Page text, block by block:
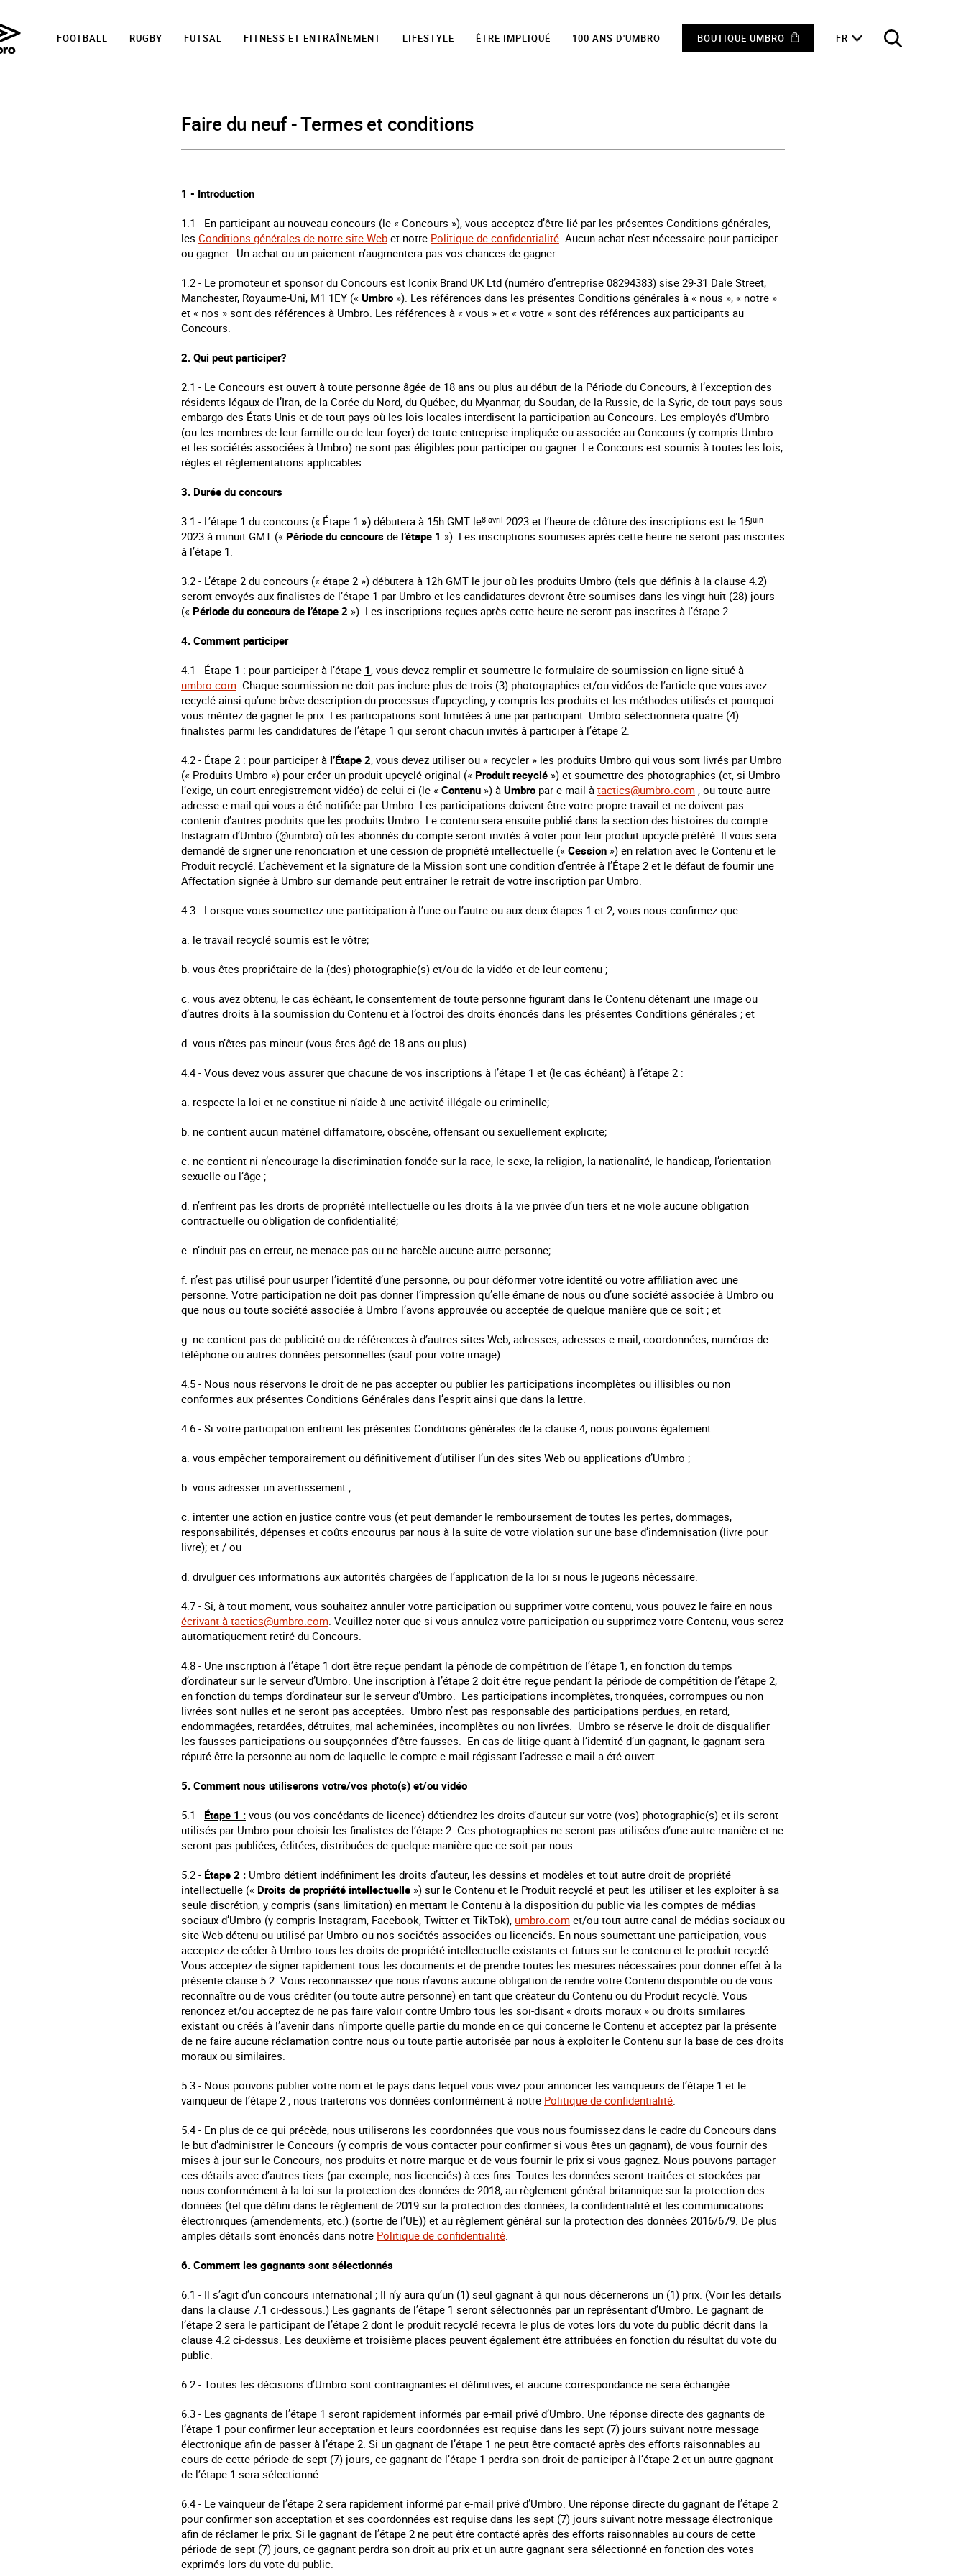
FOOTBALL RUGBY FUTSAL FITNESS ET ENTRAÎNEMENT LIFESTYLE ÊTRE IMPLIQUÉ 100 ANS D'UMBRO BOUTIQUE UMBRO FR
Faire du neuf - Termes et conditions
1 - Introduction
1.1 - En participant au nouveau concours (le « Concours »), vous acceptez d’être lié par les présentes Conditions générales,
les Conditions générales de notre site Web et notre Politique de confidentialité. Aucun achat n’est nécessaire pour participer
ou gagner. Un achat ou un paiement n’augmentera pas vos chances de gagner.
1.2 - Le promoteur et sponsor du Concours est Iconix Brand UK Ltd (numéro d’entreprise 08294383) sise 29-31 Dale Street,
Manchester, Royaume-Uni, M1 1EY (« Umbro »). Les références dans les présentes Conditions générales à « nous », « notre »
et « nos » sont des références à Umbro. Les références à « vous » et « votre » sont des références aux participants au
Concours.
2. Qui peut participer?
2.1 - Le Concours est ouvert à toute personne âgée de 18 ans ou plus au début de la Période du Concours, à l’exception des
résidents légaux de l’Iran, de la Corée du Nord, du Québec, du Myanmar, du Soudan, de la Russie, de la Syrie, de tout pays sous
embargo des États-Unis et de tout pays où les lois locales interdisent la participation au Concours. Les employés d’Umbro
(ou les membres de leur famille ou de leur foyer) de toute entreprise impliquée ou associée au Concours (y compris Umbro
et les sociétés associées à Umbro) ne sont pas éligibles pour participer ou gagner. Le Concours est soumis à toutes les lois,
règles et réglementations applicables.
3. Durée du concours
3.1 - L’étape 1 du concours (« Étape 1 ») débutera à 15h GMT le8 avril 2023 et l’heure de clôture des inscriptions est le 15juin
2023 à minuit GMT (« Période du concours de l’étape 1 »). Les inscriptions soumises après cette heure ne seront pas inscrites
à l’étape 1.
3.2 - L’étape 2 du concours (« étape 2 ») débutera à 12h GMT le jour où les produits Umbro (tels que définis à la clause 4.2)
seront envoyés aux finalistes de l’étape 1 par Umbro et les candidatures devront être soumises dans les vingt-huit (28) jours
(« Période du concours de l’étape 2 »). Les inscriptions reçues après cette heure ne seront pas inscrites à l’étape 2.
4. Comment participer
4.1 - Étape 1 : pour participer à l’étape 1, vous devez remplir et soumettre le formulaire de soumission en ligne situé à
umbro.com. Chaque soumission ne doit pas inclure plus de trois (3) photographies et/ou vidéos de l’article que vous avez
recyclé ainsi qu’une brève description du processus d’upcycling, y compris les produits et les méthodes utilisés et pourquoi
vous méritez de gagner le prix. Les participations sont limitées à une par participant. Umbro sélectionnera quatre (4)
finalistes parmi les candidatures de l’étape 1 qui seront chacun invités à participer à l’étape 2.
4.2 - Étape 2 : pour participer à l’Étape 2, vous devez utiliser ou « recycler » les produits Umbro qui vous sont livrés par Umbro
(« Produits Umbro ») pour créer un produit upcyclé original (« Produit recyclé ») et soumettre des photographies (et, si Umbro
l’exige, un court enregistrement vidéo) de celui-ci (le « Contenu ») à Umbro par e-mail à tactics@umbro.com , ou toute autre
adresse e-mail qui vous a été notifiée par Umbro. Les participations doivent être votre propre travail et ne doivent pas
contenir d’autres produits que les produits Umbro. Le contenu sera ensuite publié dans la section des histoires du compte
Instagram d’Umbro (@umbro) où les abonnés du compte seront invités à voter pour leur produit upcyclé préféré. Il vous sera
demandé de signer une renonciation et une cession de propriété intellectuelle (« Cession ») en relation avec le Contenu et le
Produit recyclé. L’achèvement et la signature de la Mission sont une condition d’entrée à l’Étape 2 et le défaut de fournir une
Affectation signée à Umbro sur demande peut entraîner le retrait de votre inscription par Umbro.
4.3 - Lorsque vous soumettez une participation à l’une ou l’autre ou aux deux étapes 1 et 2, vous nous confirmez que :
a. le travail recyclé soumis est le vôtre;
b. vous êtes propriétaire de la (des) photographie(s) et/ou de la vidéo et de leur contenu ;
c. vous avez obtenu, le cas échéant, le consentement de toute personne figurant dans le Contenu détenant une image ou
d’autres droits à la soumission du Contenu et à l’octroi des droits énoncés dans les présentes Conditions générales ; et
d. vous n’êtes pas mineur (vous êtes âgé de 18 ans ou plus).
4.4 - Vous devez vous assurer que chacune de vos inscriptions à l’étape 1 et (le cas échéant) à l’étape 2 :
a. respecte la loi et ne constitue ni n’aide à une activité illégale ou criminelle;
b. ne contient aucun matériel diffamatoire, obscène, offensant ou sexuellement explicite;
c. ne contient ni n’encourage la discrimination fondée sur la race, le sexe, la religion, la nationalité, le handicap, l’orientation
sexuelle ou l’âge ;
d. n’enfreint pas les droits de propriété intellectuelle ou les droits à la vie privée d’un tiers et ne viole aucune obligation
contractuelle ou obligation de confidentialité;
e. n’induit pas en erreur, ne menace pas ou ne harcèle aucune autre personne;
f. n’est pas utilisé pour usurper l’identité d’une personne, ou pour déformer votre identité ou votre affiliation avec une
personne. Votre participation ne doit pas donner l’impression qu’elle émane de nous ou d’une société associée à Umbro ou
que nous ou toute société associée à Umbro l’avons approuvée ou acceptée de quelque manière que ce soit ; et
g. ne contient pas de publicité ou de références à d’autres sites Web, adresses, adresses e-mail, coordonnées, numéros de
téléphone ou autres données personnelles (sauf pour votre image).
4.5 - Nous nous réservons le droit de ne pas accepter ou publier les participations incomplètes ou illisibles ou non
conformes aux présentes Conditions Générales dans l’esprit ainsi que dans la lettre.
4.6 - Si votre participation enfreint les présentes Conditions générales de la clause 4, nous pouvons également :
a. vous empêcher temporairement ou définitivement d’utiliser l’un des sites Web ou applications d’Umbro ;
b. vous adresser un avertissement ;
c. intenter une action en justice contre vous (et peut demander le remboursement de toutes les pertes, dommages,
responsabilités, dépenses et coûts encourus par nous à la suite de votre violation sur une base d’indemnisation (livre pour
livre); et / ou
d. divulguer ces informations aux autorités chargées de l’application de la loi si nous le jugeons nécessaire.
4.7 - Si, à tout moment, vous souhaitez annuler votre participation ou supprimer votre contenu, vous pouvez le faire en nous
écrivant à tactics@umbro.com. Veuillez noter que si vous annulez votre participation ou supprimez votre Contenu, vous serez
automatiquement retiré du Concours.
4.8 - Une inscription à l’étape 1 doit être reçue pendant la période de compétition de l’étape 1, en fonction du temps
d’ordinateur sur le serveur d’Umbro. Une inscription à l’étape 2 doit être reçue pendant la période de compétition de l’étape 2,
en fonction du temps d’ordinateur sur le serveur d’Umbro. Les participations incomplètes, tronquées, corrompues ou non
livrées sont nulles et ne seront pas acceptées. Umbro n’est pas responsable des participations perdues, en retard,
endommagées, retardées, détruites, mal acheminées, incomplètes ou non livrées. Umbro se réserve le droit de disqualifier
les fausses participations ou soupçonnées d’être fausses. En cas de litige quant à l’identité d’un gagnant, le gagnant sera
réputé être la personne au nom de laquelle le compte e-mail régissant l’adresse e-mail a été ouvert.
5. Comment nous utiliserons votre/vos photo(s) et/ou vidéo
5.1 - Étape 1 : vous (ou vos concédants de licence) détiendrez les droits d’auteur sur votre (vos) photographie(s) et ils seront
utilisés par Umbro pour choisir les finalistes de l’étape 2. Ces photographies ne seront pas utilisées d’une autre manière et ne
seront pas publiées, éditées, distribuées de quelque manière que ce soit par nous.
5.2 - Étape 2 : Umbro détient indéfiniment les droits d’auteur, les dessins et modèles et tout autre droit de propriété
intellectuelle (« Droits de propriété intellectuelle ») sur le Contenu et le Produit recyclé et peut les utiliser et les exploiter à sa
seule discrétion, y compris (sans limitation) en mettant le Contenu à la disposition du public via les comptes de médias
sociaux d’Umbro (y compris Instagram, Facebook, Twitter et TikTok), umbro.com et/ou tout autre canal de médias sociaux ou
site Web détenu ou utilisé par Umbro ou nos sociétés associées ou licenciés. En nous soumettant une participation, vous
acceptez de céder à Umbro tous les droits de propriété intellectuelle existants et futurs sur le contenu et le produit recyclé.
Vous acceptez de signer rapidement tous les documents et de prendre toutes les mesures nécessaires pour donner effet à la
présente clause 5.2. Vous reconnaissez que nous n’avons aucune obligation de rendre votre Contenu disponible ou de vous
reconnaître ou de vous créditer (ou toute autre personne) en tant que créateur du Contenu ou du Produit recyclé. Vous
renoncez et/ou acceptez de ne pas faire valoir contre Umbro tous les soi-disant « droits moraux » ou droits similaires
existant ou créés à l’avenir dans n’importe quelle partie du monde en ce qui concerne le Contenu et acceptez par la présente
de ne faire aucune réclamation contre nous ou toute partie autorisée par nous à exploiter le Contenu sur la base de ces droits
moraux ou similaires.
5.3 - Nous pouvons publier votre nom et le pays dans lequel vous vivez pour annoncer les vainqueurs de l’étape 1 et le
vainqueur de l’étape 2 ; nous traiterons vos données conformément à notre Politique de confidentialité.
5.4 - En plus de ce qui précède, nous utiliserons les coordonnées que vous nous fournissez dans le cadre du Concours dans
le but d’administrer le Concours (y compris de vous contacter pour confirmer si vous êtes un gagnant), de vous fournir des
mises à jour sur le Concours, nos produits et notre marque et de vous fournir le prix si vous gagnez. Nous pouvons partager
ces détails avec d’autres tiers (par exemple, nos licenciés) à ces fins. Toutes les données seront traitées et stockées par
nous conformément à la loi sur la protection des données de 2018, au règlement général britannique sur la protection des
données (tel que défini dans le règlement de 2019 sur la protection des données, la confidentialité et les communications
électroniques (amendements, etc.) (sortie de l’UE)) et au règlement général sur la protection des données 2016/679. De plus
amples détails sont énoncés dans notre Politique de confidentialité.
6. Comment les gagnants sont sélectionnés
6.1 - Il s’agit d’un concours international ; Il n’y aura qu’un (1) seul gagnant à qui nous décernerons un (1) prix. (Voir les détails
dans la clause 7.1 ci-dessous.) Les gagnants de l’étape 1 seront sélectionnés par un représentant d’Umbro. Le gagnant de
l’étape 2 sera le participant de l’étape 2 dont le produit recyclé recevra le plus de votes lors du vote du public décrit dans la
clause 4.2 ci-dessus. Les deuxième et troisième places peuvent également être attribuées en fonction du résultat du vote du
public.
6.2 - Toutes les décisions d’Umbro sont contraignantes et définitives, et aucune correspondance ne sera échangée.
6.3 - Les gagnants de l’étape 1 seront rapidement informés par e-mail privé d’Umbro. Une réponse directe des gagnants de
l’étape 1 pour confirmer leur acceptation et leurs coordonnées est requise dans les sept (7) jours suivant notre message
électronique afin de passer à l’étape 2. Si un gagnant de l’étape 1 ne peut être contacté après des efforts raisonnables au
cours de cette période de sept (7) jours, ce gagnant de l’étape 1 perdra son droit de participer à l’étape 2 et un autre gagnant
de l’étape 1 sera sélectionné.
6.4 - Le vainqueur de l’étape 2 sera rapidement informé par e-mail privé d’Umbro. Une réponse directe du gagnant de l’étape 2
pour confirmer son acceptation et ses coordonnées est requise dans les sept (7) jours suivant notre message électronique
afin de réclamer le prix. Si le gagnant de l’étape 2 ne peut être contacté après des efforts raisonnables au cours de cette
période de sept (7) jours, ce gagnant perdra son droit au prix et un autre gagnant sera sélectionné en fonction des votes
exprimés lors du vote du public.